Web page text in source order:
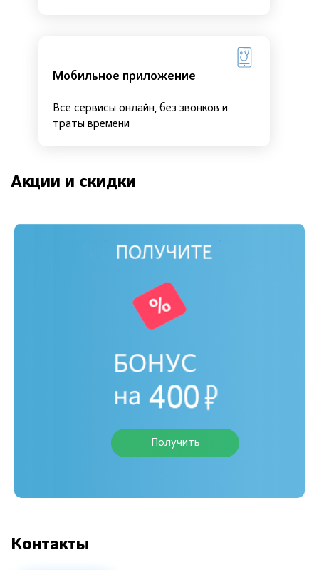
Мобильное приложение
Все сервисы онлайн, без звонков и
траты времени
Акции и скидки
Получить
Контакты